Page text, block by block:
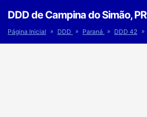
DDD de Campina do Simão, PR
Página Inicial » DDD » Paraná » DDD 42 »